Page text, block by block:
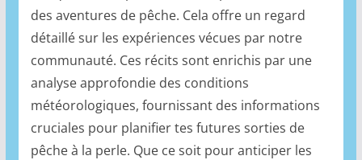
des aventures de pêche. Cela offre un regard
détaillé sur les expériences vécues par notre
communauté. Ces récits sont enrichis par une
analyse approfondie des conditions
météorologiques, fournissant des informations
cruciales pour planifier tes futures sorties de
pêche à la perle. Que ce soit pour anticiper les